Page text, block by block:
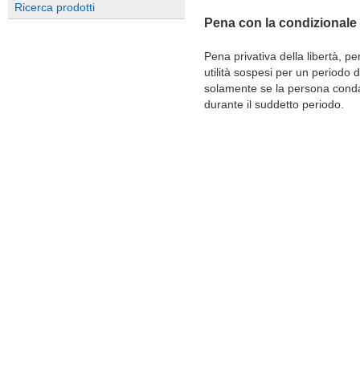
Ricerca prodotti
Pena con la condizionale
Pena privativa della libertà,
utilità sospesi per un periodo
solamente se la persona
durante il suddetto periodo.